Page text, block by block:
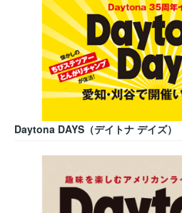
Daytona DAYS（デイトナ デイズ）